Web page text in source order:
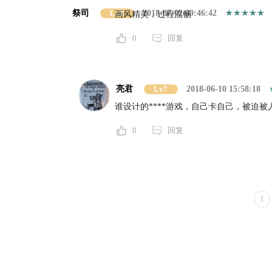
祭司 Lv8 2018-07-02 09:46:42
画风精美，过程流畅
0 回复
亮君 Lv7
2018-06-10 15:58:18
谁设计的****游戏，自己卡自己，被迫
0 回复
1